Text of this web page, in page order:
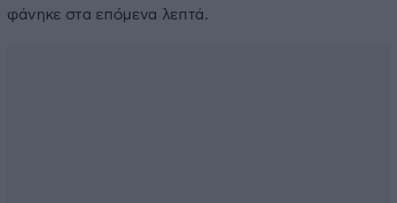
φάνηκε στα επόμενα λεπτά.